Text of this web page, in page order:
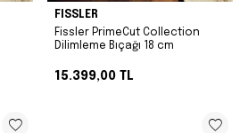
FISSLER
Fissler PrimeCut Collection
Dilimleme Bıçağı 18 cm
15.399,00 TL